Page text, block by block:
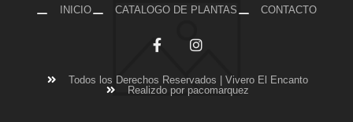
INICIO CATALOGO DE PLANTAS CONTACTO
Todos los Derechos Reservados | Vivero El Encanto
Realizdo por pacomarquez